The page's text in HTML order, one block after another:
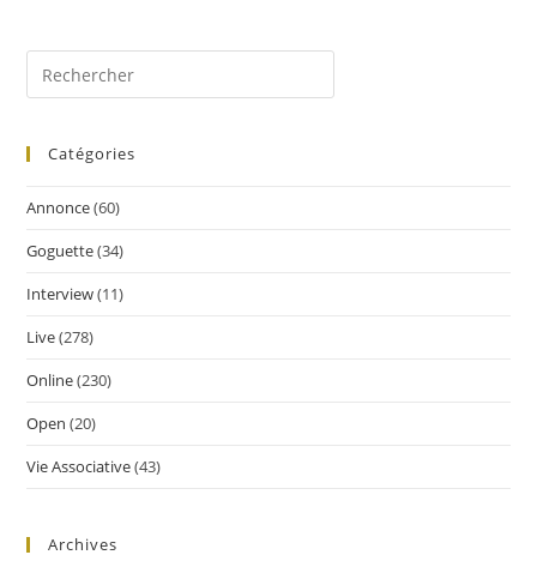
Catégories
Annonce(60)
Goguette(34)
Interview(11)
Live(278)
Online(230)
Open (20)
Vie Associative(43)
Archives